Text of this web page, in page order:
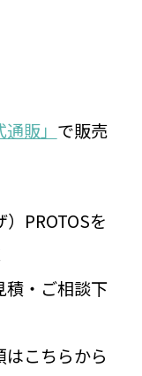
販」 で販売
PROTOSを
積・ご相談下
こちらから